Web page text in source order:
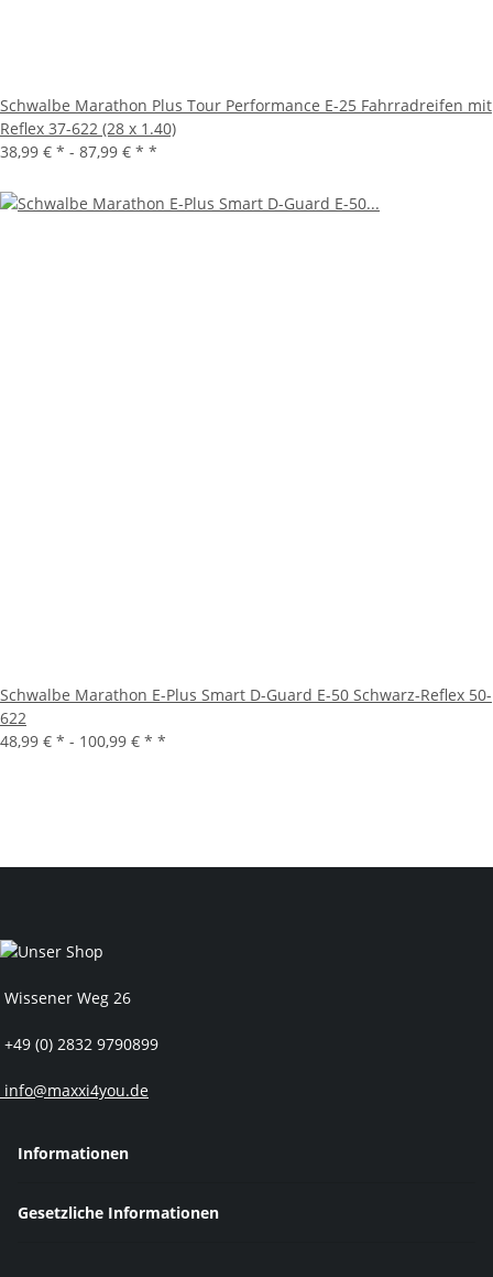
Schwalbe Marathon Plus Tour Performance E-25 Fahrradreifen mit
Reflex 37-622 (28 x 1.40)
38,99 € * - 87,99 € * *
Schwalbe Marathon E-Plus Smart D-Guard E-50 Schwarz-Reflex 50-
622
48,99 € * - 100,99 € * *
Wissener Weg 26
+49 (0) 2832 9790899
info@maxxi4you.de
Informationen
Gesetzliche Informationen